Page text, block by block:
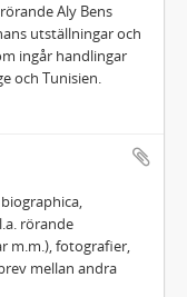
Aly Bens
utställningar och
ingår handlingar
och Tunisien.
rörande
m.m.), fotografier,
mellan andra